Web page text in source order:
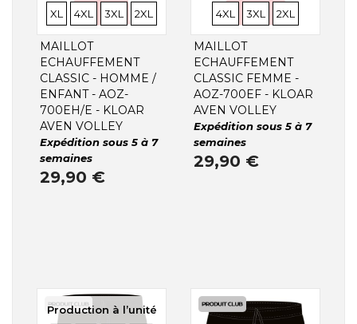
XL
TAILLES
4XL
TAILLES
3XL
TAILLES
2XL
MAILLOT
ECHAUFFEMENT
CLASSIC - HOMME /
ENFANT - AOZ-
700EH/E - KLOAR
AVEN VOLLEY
Expédition sous 5 à 7
semaines
29,90 €
4XL
TAILLES
3XL
TAILLES
2XL
MAILLOT
ECHAUFFEMENT
CLASSIC FEMME -
AOZ-700EF - KLOAR
AVEN VOLLEY
Expédition sous 5 à 7
semaines
29,90 €
Production à l’unité